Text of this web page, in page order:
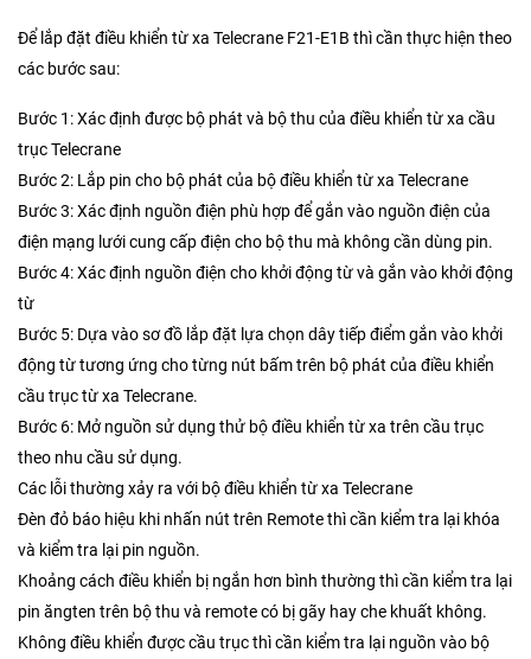
Để lắp đặt điều khiển từ xa Telecrane F21-E1B thì cần thực hiện theo
các bước sau:
Bước 1: Xác định được bộ phát và bộ thu của điều khiển từ xa cầu
trục Telecrane
Bước 2: Lắp pin cho bộ phát của bộ điều khiển từ xa Telecrane
Bước 3: Xác định nguồn điện phù hợp để gắn vào nguồn điện của
điện mạng lưới cung cấp điện cho bộ thu mà không cần dùng pin.
Bước 4: Xác định nguồn điện cho khởi động từ và gắn vào khởi động
từ
Bước 5: Dựa vào sơ đồ lắp đặt lựa chọn dây tiếp điểm gắn vào khởi
động từ tương ứng cho từng nút bấm trên bộ phát của điều khiển
cầu trục từ xa Telecrane.
Bước 6: Mở nguồn sử dụng thử bộ điều khiển từ xa trên cầu trục
theo nhu cầu sử dụng.
Các lỗi thường xảy ra với bộ điều khiển từ xa Telecrane
Đèn đỏ báo hiệu khi nhấn nút trên Remote thì cần kiểm tra lại khóa
và kiểm tra lại pin nguồn.
Khoảng cách điều khiển bị ngắn hơn bình thường thì cần kiểm tra lại
pin ăngten trên bộ thu và remote có bị gãy hay che khuất không.
Không điều khiển được cầu trục thì cần kiểm tra lại nguồn vào bộ